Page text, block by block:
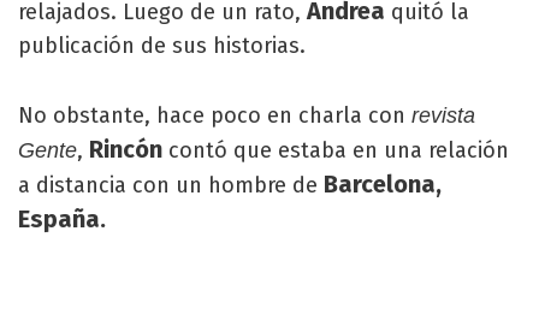
relajados. Luego de un rato,Andrea quitó la
publicación de sus historias.
No obstante, hace poco en charla con revista
Gente, Rincón contó que estaba en una relación
a distancia con un hombre de Barcelona,
España.